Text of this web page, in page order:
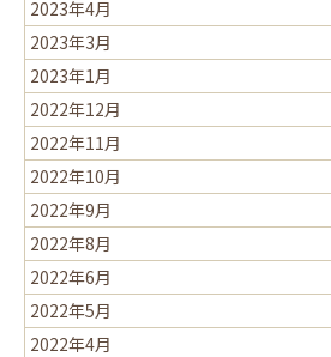
2023年4月
2023年3月
2023年1月
2022年12月
2022年11月
2022年10月
2022年9月
2022年8月
2022年6月
2022年5月
2022年4月